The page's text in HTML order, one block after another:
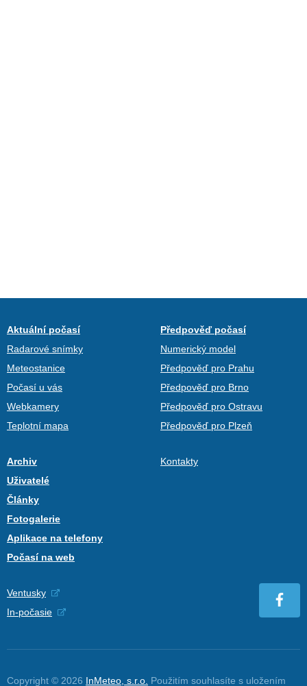
Aktuální počasí
Radarové snímky
Meteostanice
Počasí u vás
Webkamery
Teplotní mapa
Předpověď počasí
Numerický model
Předpověď pro Prahu
Předpověď pro Brno
Předpověď pro Ostravu
Předpověď pro Plzeň
Archiv
Uživatelé
Články
Fotogalerie
Aplikace na telefony
Počasí na web
Kontakty
Ventusky
In-počasie
Copyright © 2026 InMeteo, s.r.o. Použitím souhlasíte s uložením